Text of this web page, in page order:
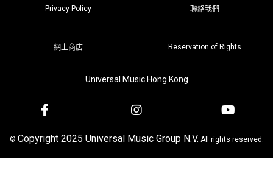
Privacy Policy 聯絡我們
網上商店 Reservation of Rights
Universal Music Hong Kong
© Copyright 2025 Universal Music Group N.V. All rights reserved.